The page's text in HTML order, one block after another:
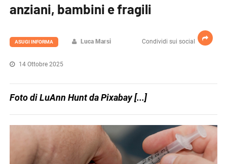
anziani, bambini e fragili
Condividi sui social
ASUGI INFORMA Luca Marsi
14 Ottobre 2025
Foto di LuAnn Hunt da Pixabay [...]